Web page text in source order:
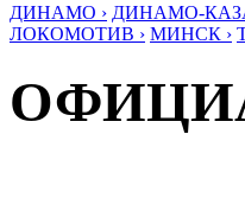
ДИНАМО › ДИНАМО-
ЛОКОМОТИВ › МИНСК ›